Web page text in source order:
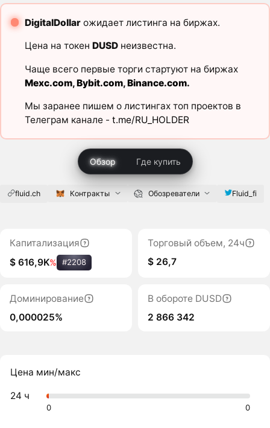
DigitalDollarожидает листинга на биржах.
Цена на токен DUSDнеизвестна.
Чаще всего первые торги стартуют на биржах
Mexc.com,Bybit.com,Binance.com.
Мы заранее пишем о листингах топ проектов в
Телеграм канале - t.me/RU_HOLDER
Обзор Где купить
fluid.ch Контракты Обозреватели Fluid_fi
Капитализация
$ 616,9K% #2208
Торговый объем, 24ч
$ 26,7
Доминирование
0,000025%
В обороте DUSD
2 866 342
Цена мин/макс
24 ч
0 0